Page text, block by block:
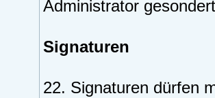
Administrator
Signaturen
22. Signaturen dürfen